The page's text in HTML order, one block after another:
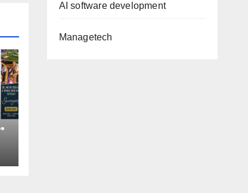
AI software development
Managetech